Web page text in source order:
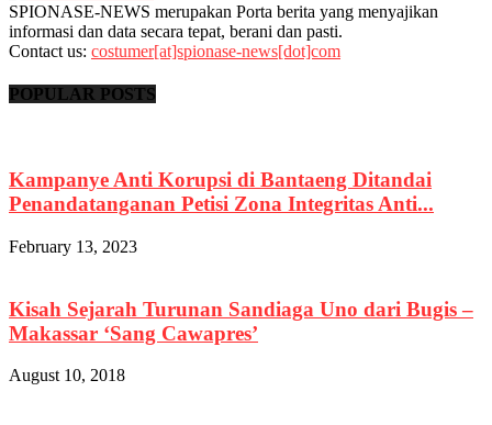
SPIONASE-NEWS merupakan Porta berita yang menyajikan
informasi dan data secara tepat, berani dan pasti.
Contact us: costumer[at]spionase-news[dot]com
POPULAR POSTS
Kampanye Anti Korupsi di Bantaeng Ditandai
Penandatanganan Petisi Zona Integritas Anti...
February 13, 2023
Kisah Sejarah Turunan Sandiaga Uno dari Bugis –
Makassar ‘Sang Cawapres’
August 10, 2018